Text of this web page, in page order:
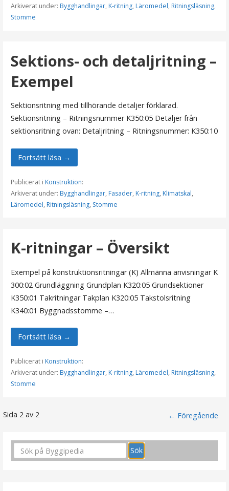
Arkiverat under: Bygghandlingar, K-ritning, Läromedel, Ritningsläsning,
Stomme
Sektions- och detaljritning –
Exempel
Sektionsritning med tillhörande detaljer förklarad.
Sektionsritning – Ritningsnummer K350:05 Detaljer från
sektionsritning ovan: Detaljritning – Ritningsnummer: K350:10
Fortsätt läsa →
Publicerat i Konstruktion:
Arkiverat under: Bygghandlingar, Fasader, K-ritning, Klimatskal,
Läromedel, Ritningsläsning, Stomme
K-ritningar – Översikt
Exempel på konstruktionsritningar (K) Allmänna anvisningar K
300:02 Grundläggning Grundplan K320:05 Grundsektioner
K350:01 Takritningar Takplan K320:05 Takstolsritning
K340:01 Byggnadsstomme –…
Fortsätt läsa →
Publicerat i Konstruktion:
Arkiverat under: Bygghandlingar, K-ritning, Läromedel, Ritningsläsning,
Stomme
I
n
Sida 2 av 2 ← Föregående